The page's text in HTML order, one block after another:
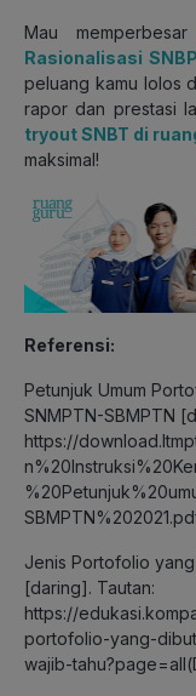
Mau
Rasionalisasi
peluang kamu lolos
rapor dan prestasi
tryout SNBT di
maksimal!
Referensi:
Petunjuk Umum
SNMPTN-SBMPTN
https://
Jenis Portofolio
[daring]. Tautan:
https://
portofolio-yang-
wajib-